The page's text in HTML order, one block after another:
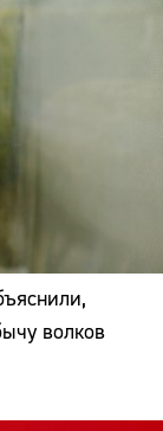
волков